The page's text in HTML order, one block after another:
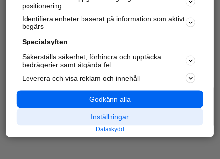
positionering
Identifiera enheter baserat på information som aktivt
begärs
Specialsyften
Säkerställa säkerhet, förhindra och upptäcka
bedrägerier samt åtgärda fel
Leverera och visa reklam och innehåll
Godkänn alla
Inställningar
Dataskydd